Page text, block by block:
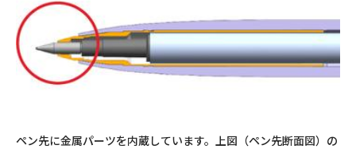
ペン先に金属パーツを内蔵しています。上図（ペン先断面図）の